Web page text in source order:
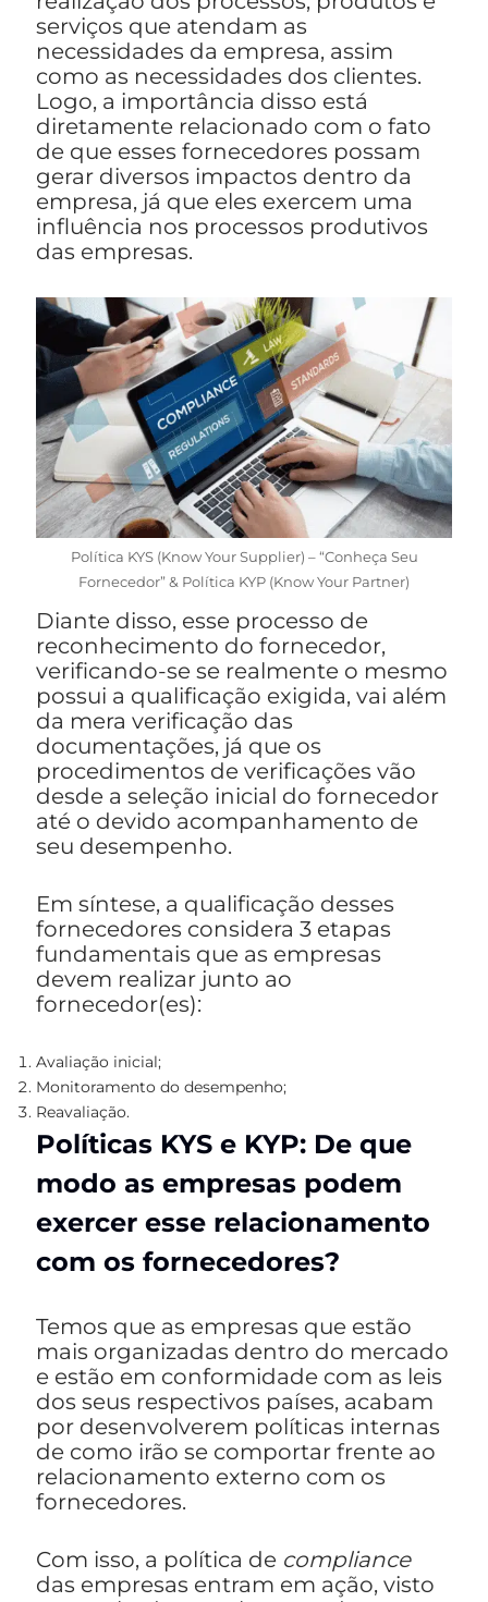
serviços que atendam as
necessidades da empresa, assim
como as necessidades dos clientes.
Logo, a importância disso está
diretamente relacionado com o fato
de que esses fornecedores possam
gerar diversos impactos dentro da
empresa, já que eles exercem uma
influência nos processos produtivos
das empresas.
Política KYS (Know Your Supplier) – “Conheça Seu
Fornecedor” & Política KYP (Know Your Partner)
Diante disso, esse processo de
reconhecimento do fornecedor,
verificando-se se realmente o mesmo
possui a qualificação exigida, vai além
da mera verificação das
documentações, já que os
procedimentos de verificações vão
desde a seleção inicial do fornecedor
até o devido acompanhamento de
seu desempenho.
Em síntese, a qualificação desses
fornecedores considera 3 etapas
fundamentais que as empresas
devem realizar junto ao
fornecedor(es):
Avaliação inicial;
Monitoramento do desempenho;
Reavaliação.
Políticas KYS e KYP: De que
modo as empresas podem
exercer esse relacionamento
com os fornecedores?
Temos que as empresas que estão
mais organizadas dentro do mercado
e estão em conformidade com as leis
dos seus respectivos países, acabam
por desenvolverem políticas internas
de como irão se comportar frente ao
relacionamento externo com os
fornecedores.
Com isso, a política de compliance
das empresas entram em ação, visto